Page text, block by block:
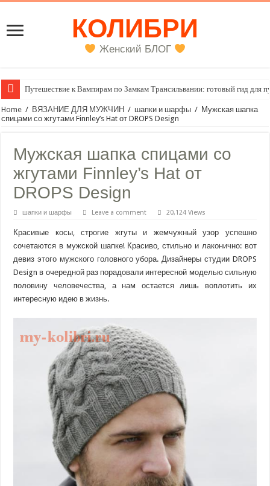
КОЛИБРИ
Женский БЛОГ
Путешествие к Вампирам по Замкам Трансильвании: готовый гид для
Женский внутренний голос
Home / ВЯЗАНИЕ ДЛЯ МУЖЧИН / шапки и шарфы / Мужская шапка
спицами со жгутами Finnley’s Hat от DROPS Design
Мужская шапка спицами со
жгутами Finnley’s Hat от
DROPS Design
шапки и шарфы Leave a comment 20,124 Views
Красивые косы, строгие жгуты и жемчужный узор успешно
сочетаются в мужской шапке! Красиво, стильно и лаконично: вот
девиз этого мужского головного убора. Дизайнеры студии DROPS
Design в очередной раз порадовали интересной моделью сильную
половину человечества, а нам остается лишь воплотить их
интересную идею в жизнь.